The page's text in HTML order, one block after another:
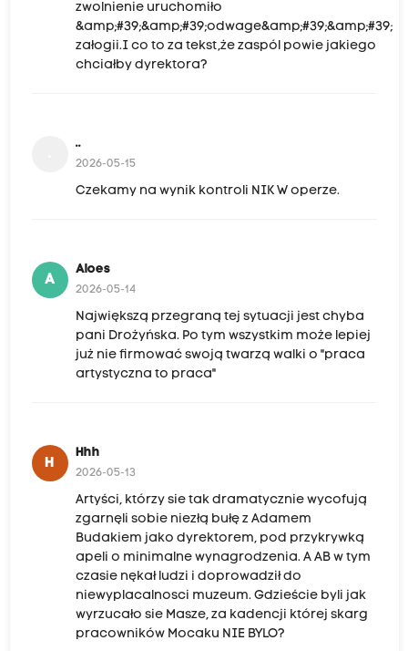
zwolnienie uruchomiło
&amp;#39;&amp;#39;odwage&amp;#39;&amp;#39;
załogii.I co to za tekst,że zaspól powie jakiego
chciałby dyrektora?
..
2026-05-15
Czekamy na wynik kontroli NIK W operze.
A
Aloes
2026-05-14
Największą przegraną tej sytuacji jest chyba
pani Drożyńska. Po tym wszystkim może lepiej
już nie firmować swoją twarzą walki o "praca
artystyczna to praca"
H
Hhh
2026-05-13
Artyści, którzy sie tak dramatycznie wycofują
zgarnęli sobie niezłą bułę z Adamem
Budakiem jako dyrektorem, pod przykrywką
apeli o minimalne wynagrodzenia. A AB w tym
czasie nękał ludzi i doprowadził do
niewyplacalnosci muzeum. Gdzieście byli jak
wyrzucało sie Masze, za kadencji której skarg
pracowników Mocaku NIE BYLO?